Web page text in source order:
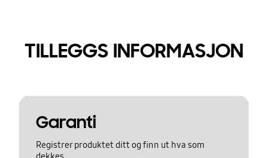
TILLEGGS INFORMASJON
Garanti
Registrer produktet ditt og finn ut hva som